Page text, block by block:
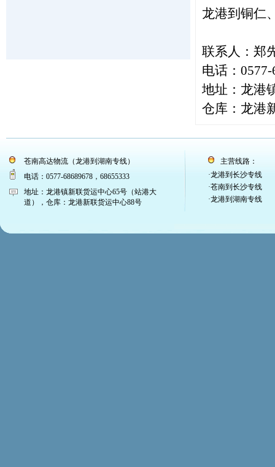
龙港到铜仁
联系人：郑
电话：
地址：龙港
仓库：龙港
苍南高达物流（龙港到湖南专线）
电话：0577-68689678，68655333
地址：龙港镇新联货运中心65号（站港大
道），仓库：龙港新联货运中心88号
主营线路：
·龙港到长沙专线
·苍南到长沙专线
·龙港到湖南专线